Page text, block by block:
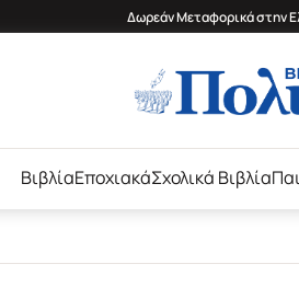
Δωρεάν Μεταφορικά στην
ΒιβλίαΕποχιακάΣχολικά Βιβλία